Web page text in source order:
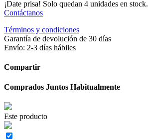
¡Date prisa! Solo quedan 4 unidades en stock.
Contáctanos
Términos y condiciones
Garantía de devolución de 30 días
Envío: 2-3 días hábiles
Compartir
Comprados Juntos Habitualmente
Este producto